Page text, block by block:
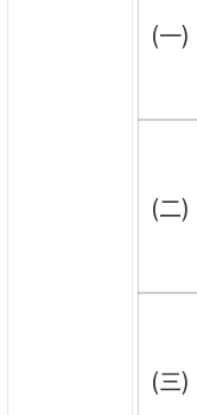
(一)
(二)
(三)